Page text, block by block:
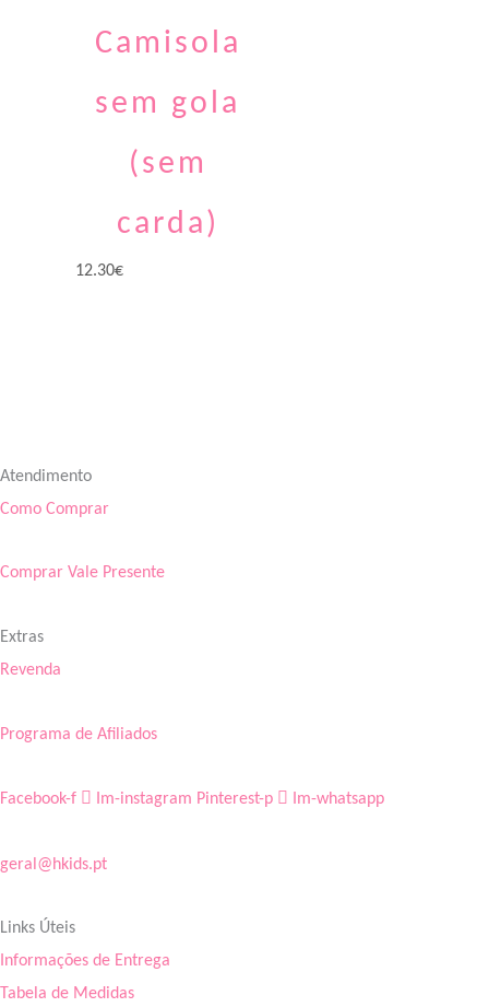
Camisola
sem gola
(sem
carda)
12.30€
Atendimento
Como Comprar
Comprar Vale Presente
Extras
Revenda
Programa de Afiliados
Facebook-f Im-instagram Pinterest-p Im-whatsapp
geral@hkids.pt
Links Úteis
Informações de Entrega
Tabela de Medidas